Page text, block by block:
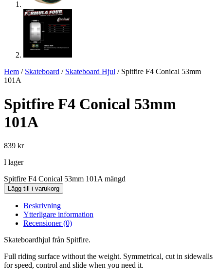
Hem / Skateboard / Skateboard Hjul / Spitfire F4 Conical 53mm
101A
Spitfire F4 Conical 53mm
101A
839 kr
I lager
Spitfire F4 Conical 53mm 101A mängd
Lägg till i varukorg
Beskrivning
Ytterligare information
Recensioner (0)
Skateboardhjul från Spitfire.
Full riding surface without the weight. Symmetrical, cut in sidewalls
for speed, control and slide when you need it.